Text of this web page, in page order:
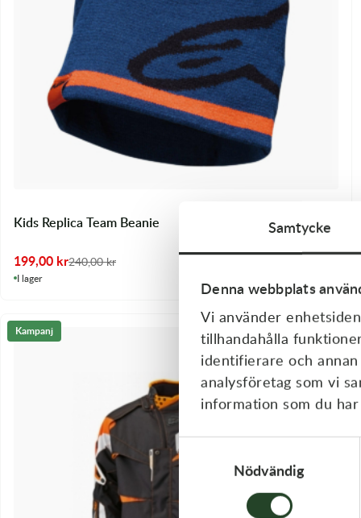
Samtycke
Denna webbplats
Vi använder
tillhandahålla
identifierare och
analysföretag som vi
information som du
Samtyckesval
Nödvändig
Kids Replica Team Beanie
199,00 kr240,00kr
I lager
Kampanj